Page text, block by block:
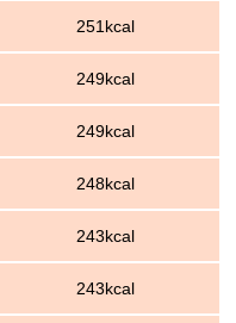
251kcal
249kcal
249kcal
248kcal
243kcal
243kcal